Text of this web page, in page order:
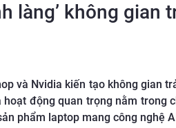
làng’ không gian
và Nvidia kiến tạo không gian
hoạt động quan trọng nằm
phẩm laptop mang công nghệ